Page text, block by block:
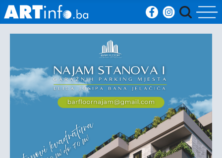
Vijesti
Sport
Crna